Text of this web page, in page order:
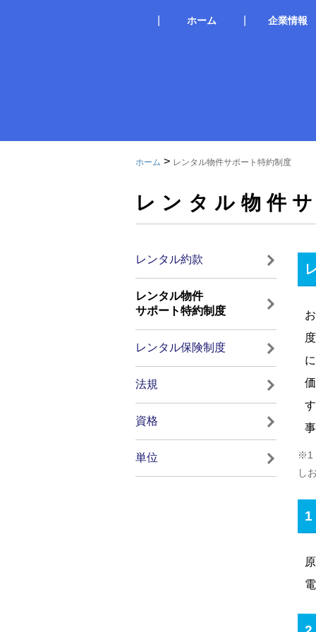
ホーム 企業情報
ホーム > レンタル物件サポート特約制度
レンタル物件
レンタル約款
レンタル物件
サポート特約制度
レンタル保険制度
法規
資格
単位 ※1
し
1